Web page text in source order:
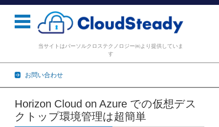
当サイトはパーソルクロステクノロジー㈱より提供していま
す
お問い合わせ
コンテンツに移動
Horizon Cloud on Azure での仮想デス
クトップ環境管理は超簡単